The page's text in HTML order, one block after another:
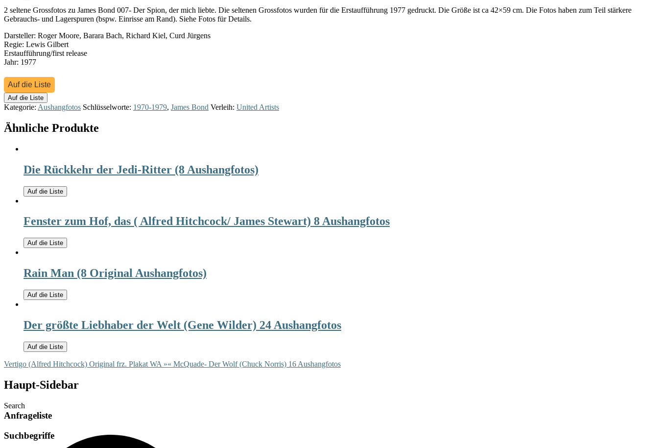
2 seltene Grossfotos zu James Bond 007- Der Spion, der mich liebte. Die seltenen Grossfotos wurden für die Erstaufführung 1977 gedruckt. Die Größe ist ca 42×59 cm. Die Fotos haben zum Teil stärkere
Gebrauchs- und Lagerspuren (bspw. Einrisse am Rand). Siehe Fotos für Details.
Darsteller: Roger Moore, Barara Bach, Richard Kiel, Curd Jürgens
Regie: Lewis Gilbert
Erstaufführung/first release
Jahr: 1977
Auf die Liste
Auf die Liste
Kategorie: Aushangfotos Schlüsselworte: 1970-1979, James Bond Verleih: United Artists
Ähnliche Produkte
Die Rückkehr der Jedi-Ritter (8 Aushangfotos)
Auf die Liste
Fenster zum Hof, das ( Alfred Hitchcock/ James Stewart) 8 Aushangfotos
Auf die Liste
Rain Man (8 Original Aushangfotos)
Auf die Liste
Der größte Liebhaber der Welt (Gene Wilder) 24 Aushangfotos
Auf die Liste
Vertigo (Alfred Hitchcock) Original frz. Plakat WA »« McQuade- Der Wolf (Chuck Norris) 16 Aushangfotos
Haupt-Sidebar
Search
Anfrageliste
Suchbegriffe